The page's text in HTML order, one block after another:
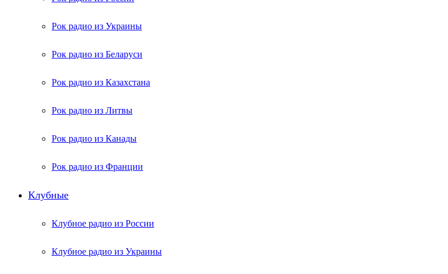
Рок радио из Украины
Рок радио из Беларуси
Рок радио из Казахстана
Рок радио из Литвы
Рок радио из Канады
Рок радио из Франции
Клубные
Клубное радио из России
Клубное радио из Украины